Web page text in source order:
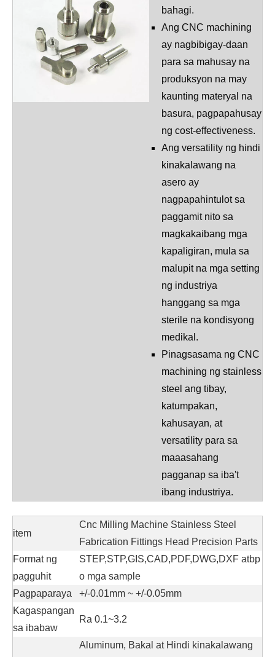
bahagi.
Ang CNC machining
ay nagbibigay-daan
para sa mahusay na
produksyon na may
kaunting materyal na
basura, pagpapahusay
ng cost-effectiveness.
Ang versatility ng hindi
kinakalawang na
asero ay
nagpapahintulot sa
paggamit nito sa
magkakaibang mga
kapaligiran, mula sa
malupit na mga setting
ng industriya
hanggang sa mga
sterile na kondisyong
medikal.
Pinagsasama ng CNC
machining ng stainless
steel ang tibay,
katumpakan,
kahusayan, at
versatility para sa
maaasahang
pagganap sa iba't
ibang industriya.
item
Cnc Milling Machine Stainless Steel
Fabrication Fittings Head Precision Parts
Format ng
pagguhit
STEP,STP,GIS,CAD,PDF,DWG,DXF atbp
o mga sample
Pagpaparaya
+/-0.01mm ~ +/-0.05mm
Kagaspangan
sa ibabaw
Ra 0.1~3.2
Aluminum, Bakal at Hindi kinakalawang